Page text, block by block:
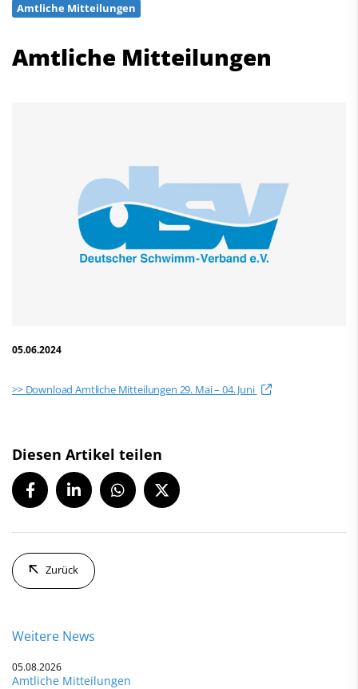
Amtliche Mitteilungen
Amtliche Mitteilungen
05.06.2024
>> Download Amtliche Mitteilungen 29. Mai – 04. Juni
Diesen Artikel teilen
Zurück
Weitere News
05.08.2026
Amtliche Mitteilungen
Schwimmen
Wasserspringen
Deutscher Schwimm-Verband e.V.
Korbacher Straße 93
D-34132 Kassel
Fax: +49 561 94083-15